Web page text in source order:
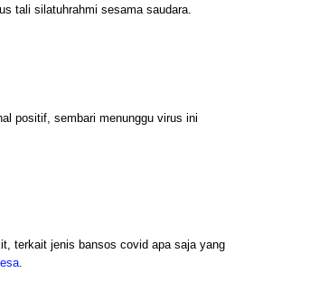
tali silatuhrahmi sesama saudara.
positif, sembari menunggu virus ini
terkait jenis bansos covid apa saja yang
.